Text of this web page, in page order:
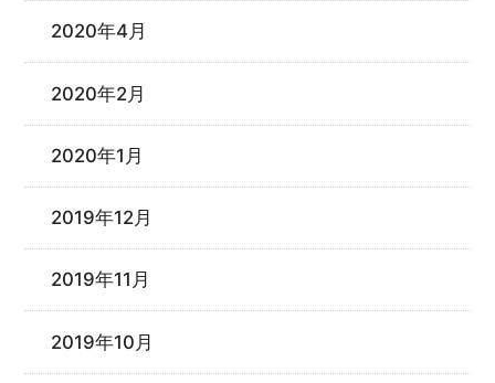
2020年4月
2020年2月
2020年1月
2019年12月
2019年11月
2019年10月